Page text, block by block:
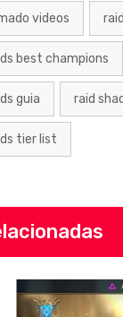
videos
best champions
guia raid
tier list